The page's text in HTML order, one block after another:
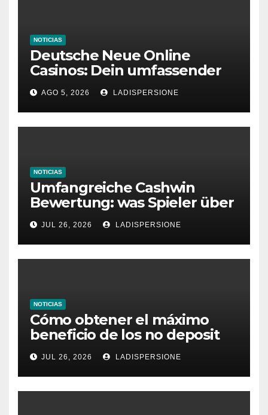
NOTICIAS
Deutsche Neue Online
Casinos: Dein umfassender
Ratgeber für moderne
Glücksspielplattformen
AGO 5, 2026 LADISPERSIONE
NOTICIAS
Umfangreiche Cashwin
Bewertung: was Spieler über
dieses Casino denken
JUL 26, 2026 LADISPERSIONE
NOTICIAS
Cómo obtener el máximo
beneficio de los no deposit
bonus codes de roby casino
JUL 26, 2026 LADISPERSIONE